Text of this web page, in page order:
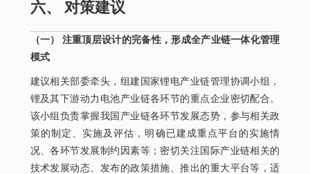
六、 对策建议
（一） 注重顶层设计的完备性，形成全产业链一体化管理
模式
建议相关部委牵头，组建国家锂电产业链管理协调小组，
锂及其下游动力电池产业链各环节的重点企业密切配合。
该小组负责掌握我国产业链各环节发展态势，参与相关政
策的制定、实施及评估，明确已建成重点平台的实施情
况、各环节发展制约因素等；密切关注国际产业链相关的
技术发展动态、发布的政策措施、推出的重大平台等，适